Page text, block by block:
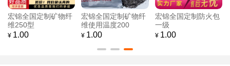
宏锦全国定制矿物纤
维250型
¥ 1.00
宏锦全国定制矿物纤
维使用温度200
¥ 1.00
宏锦全国定制防火包
一级
¥ 1.00